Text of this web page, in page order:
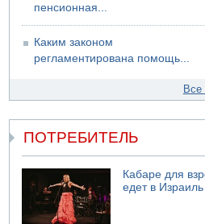
пенсионная...
Каким законом
регламентирована помощь...
Все
ПОТРЕБИТЕЛЬ
Кабаре для
едет в Израиль